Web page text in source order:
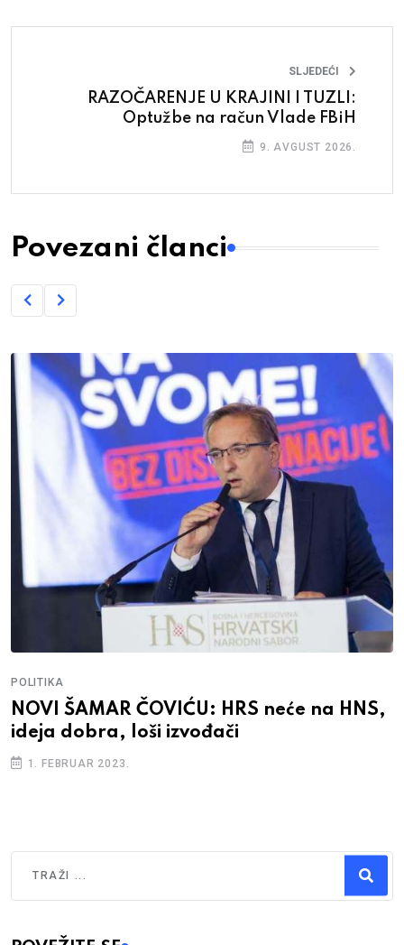
SLJEDEĆI
RAZOČARENJE U KRAJINI I TUZLI:
Optužbe na račun Vlade FBiH
9. AVGUST 2026.
Povezani članci
POLITIKA
NOVI ŠAMAR ČOVIĆU: HRS neće na HNS,
ideja dobra, loši izvođači
1. FEBRUAR 2023.
Type 2 or more characters for results.